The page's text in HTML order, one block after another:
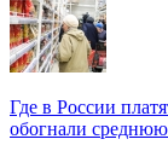
Где в России
обогнали